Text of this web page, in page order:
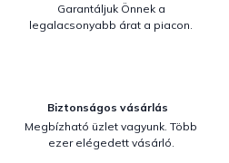
Garantáljuk Önnek a
legalacsonyabb árat a piacon.
Biztonságos vásárlás
Megbízható üzlet vagyunk. Több
ezer elégedett vásárló.